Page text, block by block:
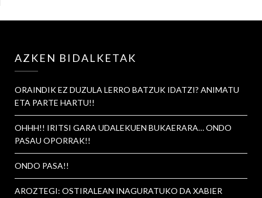
AZKEN BIDALKETAK
ORAINDIK EZ DUZULA LERRO BATZUK IDATZI? ANIMATU
ETA PARTE HARTU!!
OHHH!! IRITSI GARA UDALEKUEN BUKAERARA… ONDO
PASAU OPORRAK!!
ONDO PASA!!
AROZTEGI: OSTIRALEAN INAGURATUKO DA XABIER